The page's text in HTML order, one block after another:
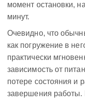
момент остановки,
минут.
Очевидно, что
как погружение в
практически
зависимость от
потере состояния и
завершения работы.